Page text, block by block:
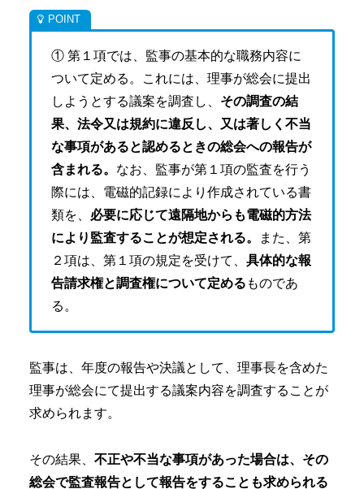
① 第１項では、監事の基本的な職務内容に
ついて定める。これには、理事が総会に提出
しようとする議案を調査し、 その調査の結
果、法令又は規約に違反し、又は著しく不当
な事項があると認めるときの総会への報告が
含まれる。 なお、監事が第１項の監査を行う
際には、電磁的記録により作成されている書
類を、 必要に応じて遠隔地からも電磁的方法
により監査することが想定される。
また、第
２項は、第１項の規定を受けて、 具体的な報
告請求権と調査権について定める ものであ
る。
監事は、年度の報告や決議として、理事長を含めた
理事が総会にて提出する議案内容を調査することが
求められます。
その結果、 不正や不当な事項があった場合は、その
総会で監査報告として報告をすることも求められる